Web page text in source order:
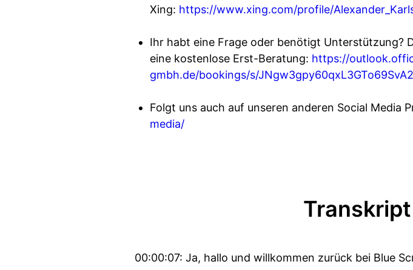
Xing: https://www.xing.com/profile/
Ihr habt eine Frage oder benötigt Unterstützung?
eine kostenlose Erst-Beratung: https://
gmbh.de/bookings/s/JNgw3gpy60qxL3GTo69SvA2
Folgt uns auch auf unseren anderen Social Media
media/
00:00:07: Ja, hallo und willkommen zurück bei Blue